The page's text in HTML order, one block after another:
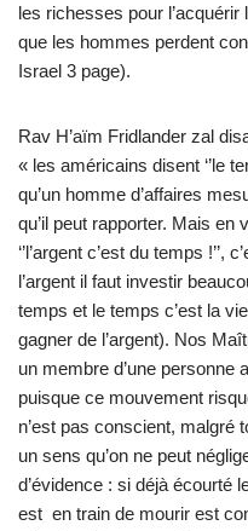
les richesses pour
que les hommes perdent
Israel 3 page).
Rav H’aïm Fridlander zal
« les américains disent ‘’le
qu’un homme d’affaires
qu’il peut rapporter. Mais en
‘’l’argent c’est du temps
l’argent il faut investir
temps et le temps c’est la
gagner de l’argent). Nos
un membre d’une personne
puisque ce mouvement
n’est pas conscient, malgré
un sens qu’on ne peut
d’évidence : si déjà écourté
est en train de mourir est